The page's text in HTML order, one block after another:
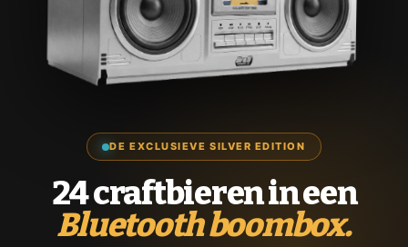
DE EXCLUSIEVE SILVER EDITION
24 craftbieren in een
Bluetooth boombox.